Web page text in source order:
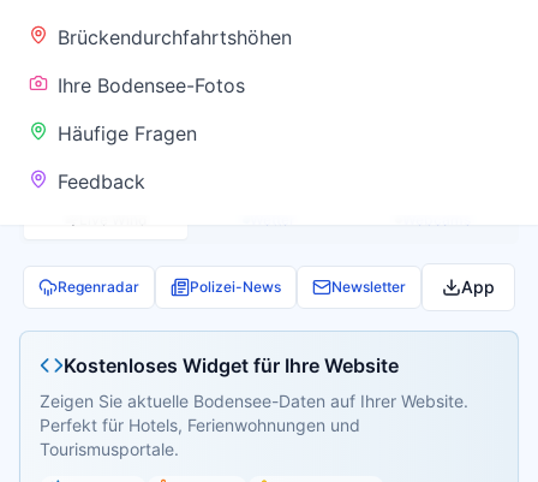
Brückendurchfahrtshöhen
Ihre Bodensee-Fotos
Häufige Fragen
Feedback
Warnung
Regenradar Polizei-News Newsletter App
Kostenloses Widget für Ihre Website
Zeigen Sie aktuelle Bodensee-Daten auf Ihrer Website.
Perfekt für Hotels, Ferienwohnungen und
Tourismusportale.